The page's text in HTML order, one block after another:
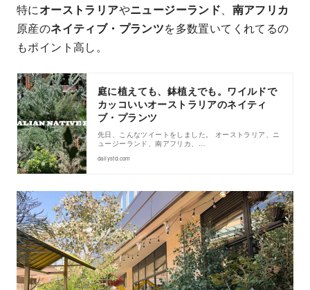
特にオーストラリアやニュージーランド、 南アフリカ
原産のネイティブ・プランツを多数置いてくれてるの
もポイント高し。
庭に植えても、鉢植えでも。ワイルドで
カッコいいオーストラリアのネイティ
ブ・プランツ
先日、こんなツイートをしました。 オーストラリア、ニ
ュージーランド、南アフリカ、…
dailystd.com